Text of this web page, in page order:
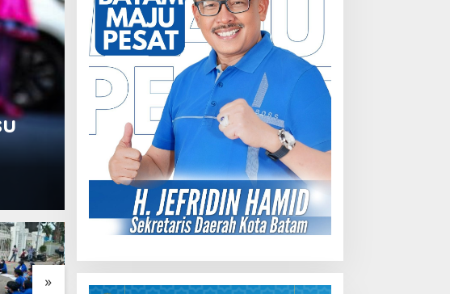
Otomatif
Daihatsu Santai Penjualan
dari Mobil LCGC
February 20, 2018
»